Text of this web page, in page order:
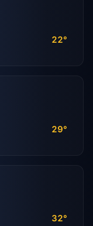
22°
29°
32°